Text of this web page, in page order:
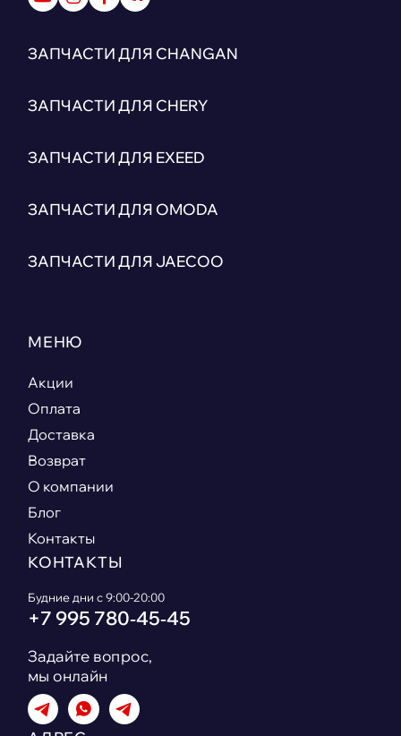
ЗАПЧАСТИ ДЛЯ CHANGAN
ЗАПЧАСТИ ДЛЯ CHERY
ЗАПЧАСТИ ДЛЯ EXEED
ЗАПЧАСТИ ДЛЯ OMODA
ЗАПЧАСТИ ДЛЯ JAECOO
МЕНЮ
Акции
Оплата
Доставка
Возврат
О компании
Блог
Контакты
КОНТАКТЫ
Будние дни с 9:00-20:00
+7 995 780‑45‑45
Задайте вопрос,
мы онлайн